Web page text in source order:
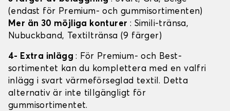
(endast för Premium- och gummisortimenten)
Mer än 30 möjliga konturer : Simili-tränsa,
Nubuckband, Textiltränsa (9 färger)
4- Extra inlägg: För Premium- och Best-
sortimentet kan du komplettera med en valfri
inlägg i svart värmeförseglad textil. Detta
alternativ är inte tillgängligt för
gummisortimentet.